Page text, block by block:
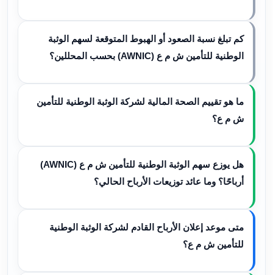
كم تبلغ نسبة الصعود أو الهبوط المتوقعة لسهم الوثبة
الوطنية للتأمين ش م ع (AWNIC) بحسب المحللين؟
ما هو تقييم الصحة المالية لشركة الوثبة الوطنية للتأمين
ش م ع؟
هل يوزع سهم الوثبة الوطنية للتأمين ش م ع (AWNIC)
أرباحًا؟ وما عائد توزيعات الأرباح الحالي؟
متى موعد إعلان الأرباح القادم لشركة الوثبة الوطنية
للتأمين ش م ع؟